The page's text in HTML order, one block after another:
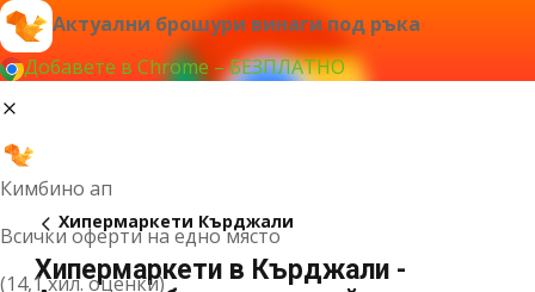
Актуални брошури винаги под ръка
Добавете в Chrome – БЕЗПЛАТНО
Кимбино ап
Всички оферти на едно място
(14,1 хил. оценки)
Хипермаркети Кърджали
Хипермаркети в Кърджали -